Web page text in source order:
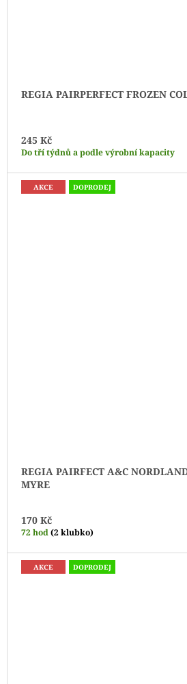
REGIA PAIRPERFECT FROZEN
245 Kč
Do tří týdnů a podle výrobní kapacity
AKCE DOPRODEJ
REGIA PAIRFECT A&C
MYRE
170 Kč
72 hod(2 klubko)
AKCE DOPRODEJ